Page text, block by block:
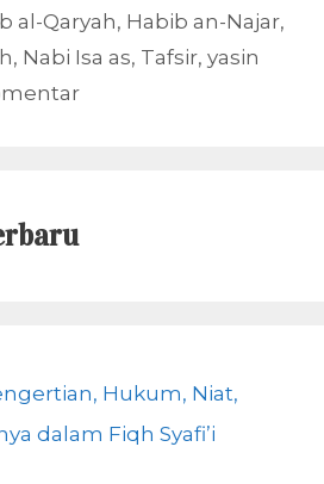
al-Qaryah, Habib an-Najar,
, Nabi Isa as, Tafsir, yasin
Hukum, Niat,
dalam Fiqh Syafi’i